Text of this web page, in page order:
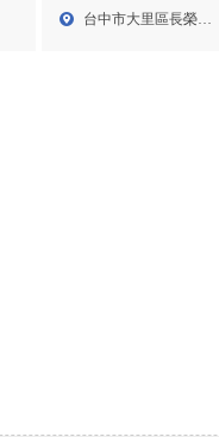
台中市大里區⻑榮⾥